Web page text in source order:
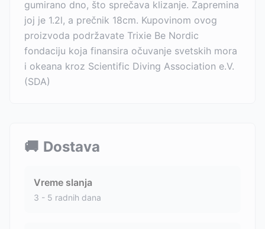
gumirano dno, što sprečava klizanje. Zapremina
joj je 1.2l, a prečnik 18cm. Kupovinom ovog
proizvoda podržavate Trixie Be Nordic
fondaciju koja finansira očuvanje svetskih mora
i okeana kroz Scientific Diving Association e.V.
(SDA)
🚚 Dostava
Vreme slanja
3 - 5 radnih dana